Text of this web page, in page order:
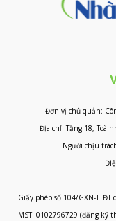
Đơn vị chủ quản:
Địa chỉ: Tầng 18, Toà
Người chịu
Giấy phép số 104/GXN-
MST: 0102796729 (đăng ký